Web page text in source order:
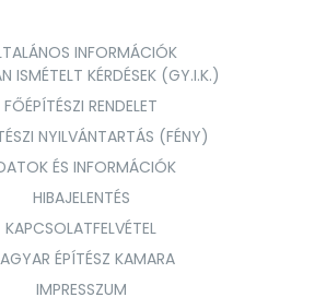
INFORMÁCIÓK
ISMÉTELT KÉRDÉSEK (GY.I.K.)
FŐÉPÍTÉSZI RENDELET
NYILVÁNTARTÁS (FÉNY)
ÉS INFORMÁCIÓK
HIBAJELENTÉS
KAPCSOLATFELVÉTEL
ÉPÍTÉSZ KAMARA
IMPRESSZUM